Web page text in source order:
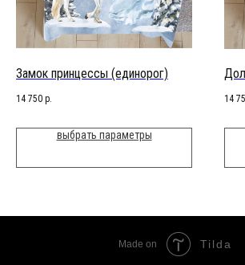
Замок принцессы (единорог)
14 750 р.
выбрать параметры
14
Made on Tilda